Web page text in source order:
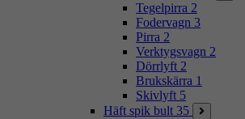
Tegelpirra 2
Fodervagn 3
Pirra 2
Verktygsvagn 2
Dörrlyft 2
Brukskärra 1
Skivlyft 5
Häft spik bult 35